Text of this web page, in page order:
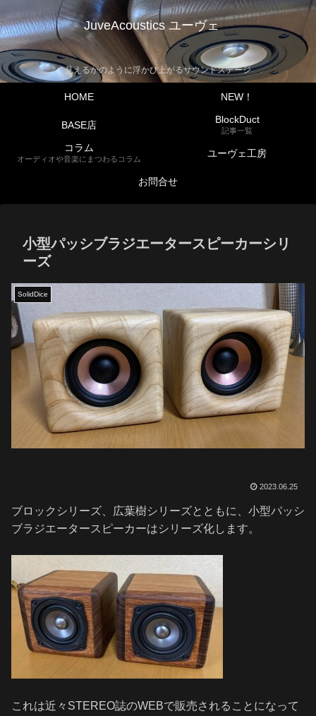
JuveAcoustics ユーヴェ
見えるかのように浮かび上がるサウンドステージ
HOME NEW！
BASE店 BlockDuct
記事一覧
コラム
オーディオや音楽にまつわるコラム ユーヴェ工房
お問合せ
小型パッシブラジエータースピーカーシリ
ーズ
SolidDice
2023.06.25
ブロックシリーズ、広葉樹シリーズとともに、小型パッシ
ブラジエータースピーカーはシリーズ化します。
これは近々STEREO誌のWEBで販売されることになって